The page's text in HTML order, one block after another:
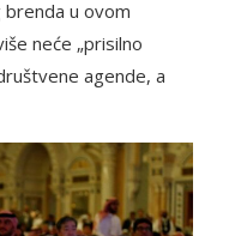
brenda u ovom
neće „prisilno
agende, a